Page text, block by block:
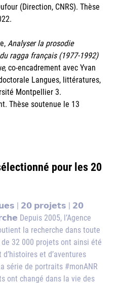
(Direction, CNRS). Thèse
Analyser la prosodie
ragga français (1977-1992)
, co-encadrement avec Yvan
Langues, littératures,
Montpellier 3.
Thèse soutenue le 13
pour les 20
| 𝟮𝟬 𝗽𝗿𝗼𝗷𝗲𝘁𝘀 | 𝟮𝟬
Depuis 2005, l’Agence
la recherche dans toute
32 000 projets ont ainsi été
et d’aventures
série de portraits #monANR
ont changé dans la vie des